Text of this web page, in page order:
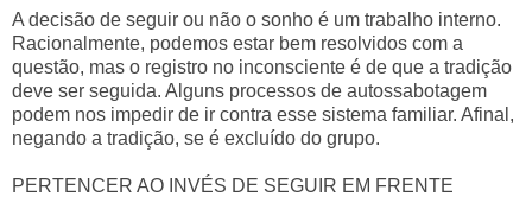
A decisão de seguir ou não o sonho é um trabalho interno.
Racionalmente, podemos estar bem resolvidos com a
questão, mas o registro no inconsciente é de que a tradição
deve ser seguida. Alguns processos de autossabotagem
podem nos impedir de ir contra esse sistema familiar. Afinal,
negando a tradição, se é excluído do grupo.
PERTENCER AO INVÉS DE SEGUIR EM FRENTE